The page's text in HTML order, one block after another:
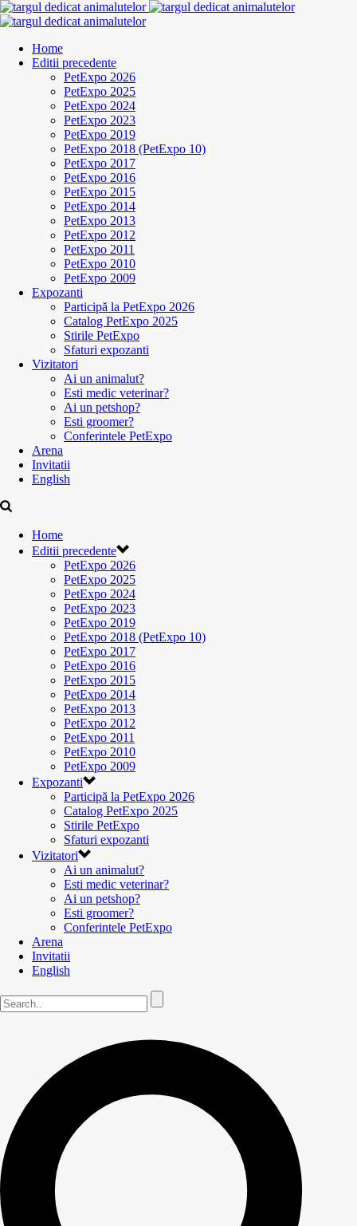
Home
Editii precedente
PetExpo 2026
PetExpo 2025
PetExpo 2024
PetExpo 2023
PetExpo 2019
PetExpo 2018 (PetExpo 10)
PetExpo 2017
PetExpo 2016
PetExpo 2015
PetExpo 2014
PetExpo 2013
PetExpo 2012
PetExpo 2011
PetExpo 2010
PetExpo 2009
Expozanti
Participă la PetExpo 2026
Catalog PetExpo 2025
Stirile PetExpo
Sfaturi expozanti
Vizitatori
Ai un animalut?
Esti medic veterinar?
Ai un petshop?
Esti groomer?
Conferintele PetExpo
Arena
Invitatii
English
Home
Editii precedente
PetExpo 2026
PetExpo 2025
PetExpo 2024
PetExpo 2023
PetExpo 2019
PetExpo 2018 (PetExpo 10)
PetExpo 2017
PetExpo 2016
PetExpo 2015
PetExpo 2014
PetExpo 2013
PetExpo 2012
PetExpo 2011
PetExpo 2010
PetExpo 2009
Expozanti
Participă la PetExpo 2026
Catalog PetExpo 2025
Stirile PetExpo
Sfaturi expozanti
Vizitatori
Ai un animalut?
Esti medic veterinar?
Ai un petshop?
Esti groomer?
Conferintele PetExpo
Arena
Invitatii
English